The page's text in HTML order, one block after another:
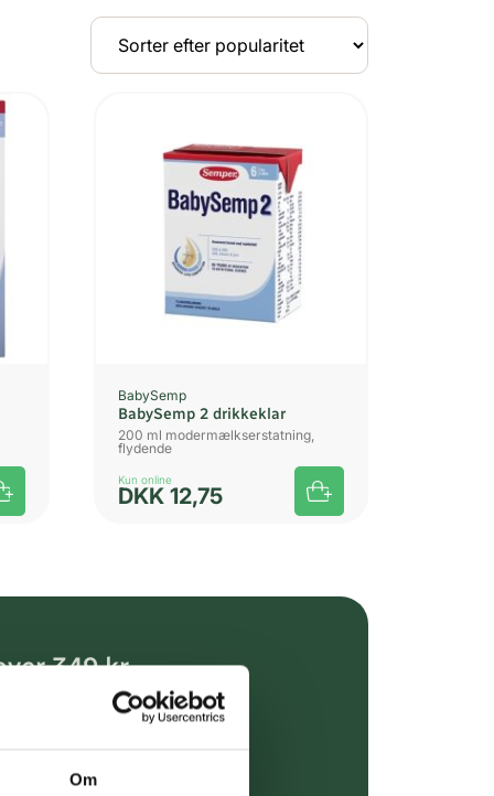
Om
BabySemp
BabySemp 2 drikkeklar
200 ml modermælkserstatning,
flydende
Kun online
DKK 12,75
349 kr.